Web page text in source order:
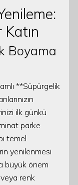
Katın
Boyama
**Süpürgelik
ilk günkü
parke
temel
yenilenmesi
büyük önem
renk